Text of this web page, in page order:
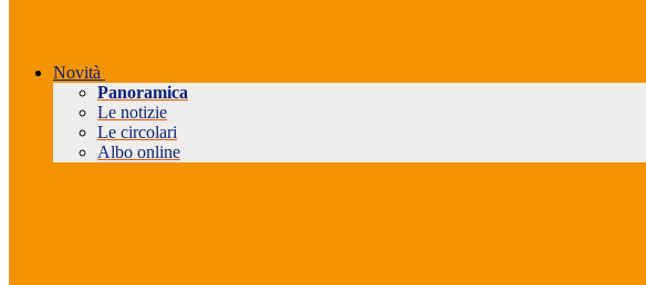
Novità
Panoramica
Le notizie
Le circolari
Albo online